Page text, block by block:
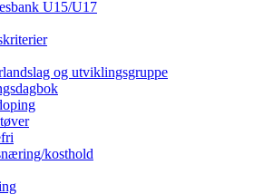
U15/U17
og utviklingsgruppe
kosthold